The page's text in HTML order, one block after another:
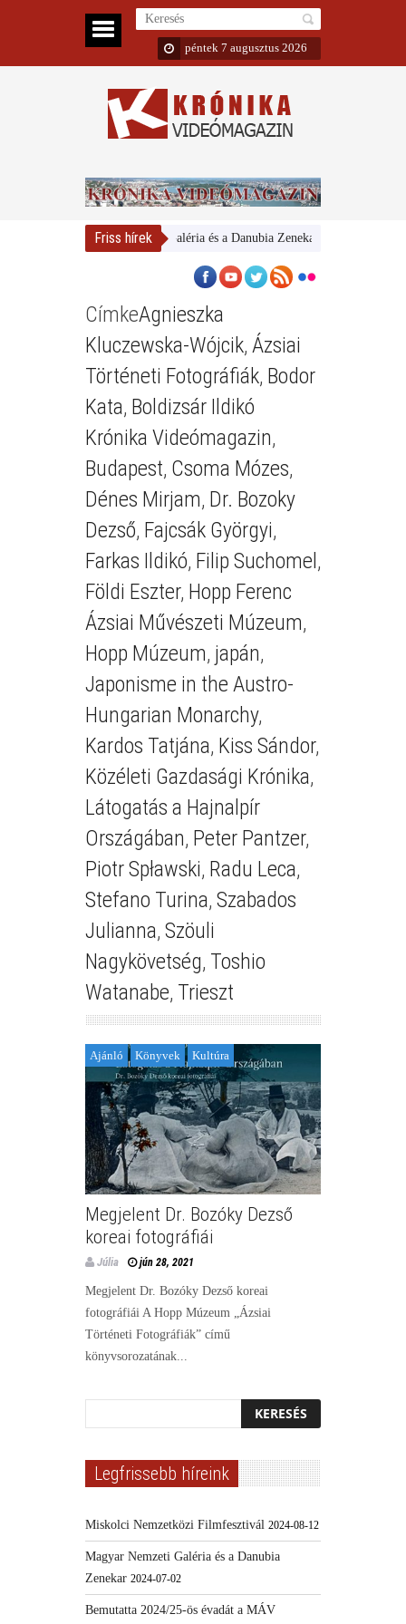
péntek 7 augusztus 2026
Friss hírek
Magyar Nemzeti Galéria és a Danubia Zenekar
CímkeAgnieszka
Kluczewska-Wójcik, Ázsiai
Történeti Fotográfiák, Bodor
Kata, Boldizsár Ildikó
Krónika Videómagazin,
Budapest, Csoma Mózes,
Dénes Mirjam, Dr. Bozoky
Dezső, Fajcsák Györgyi,
Farkas Ildikó, Filip Suchomel ,
Földi Eszter, Hopp Ferenc
Ázsiai Művészeti Múzeum,
Hopp Múzeum, japán,
Japonisme in the Austro-
Hungarian Monarchy,
Kardos Tatjána, Kiss Sándor,
Közéleti Gazdasági Krónika,
Látogatás a Hajnalpír
Országában, Peter Pantzer,
Piotr Spławski, Radu Leca,
Stefano Turina, Szabados
Julianna, Szöuli
Nagykövetség, Toshio
Watanabe, Trieszt
Ajánló Könyvek Kultúra
Megjelent Dr. Bozóky Dezső
koreai fotográfiái
Júlia jún 28, 2021
Megjelent Dr. Bozóky Dezső koreai
fotográfiái A Hopp Múzeum „Ázsiai
Történeti Fotográfiák” című
könyvsorozatának...
Legfrissebb híreink
Miskolci Nemzetközi Filmfesztivál 2024-08-12
Magyar Nemzeti Galéria és a Danubia
Zenekar 2024-07-02
Bemutatta 2024/25-ös évadát a MÁV